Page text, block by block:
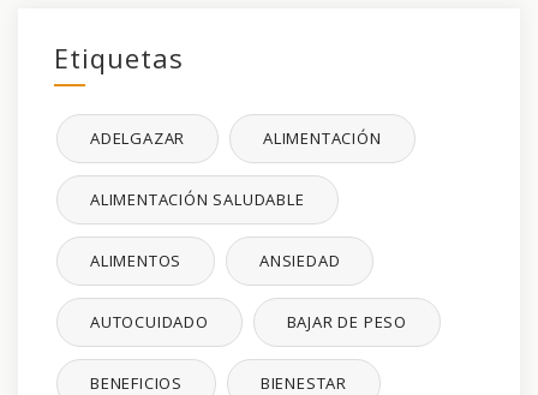
Etiquetas
ADELGAZAR ALIMENTACIÓN
ALIMENTACIÓN SALUDABLE
ALIMENTOS ANSIEDAD
AUTOCUIDADO BAJAR DE PESO
BENEFICIOS BIENESTAR